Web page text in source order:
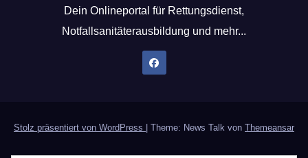
Dein Onlineportal für Rettungsdienst,
Notfallsanitäterausbildung und mehr...
Stolz präsentiert von WordPress | Theme: News Talk von Themeansar